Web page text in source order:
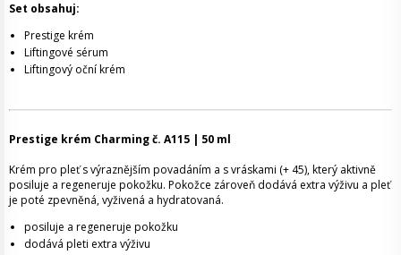
Set obsahuj:
Prestige krém
Liftingové sérum
Liftingový oční krém
Prestige krém Charming č. A115 | 50 ml
Krém pro pleť s výraznějším povadáním a s vráskami (+ 45), který aktivně
posiluje a regeneruje pokožku. Pokožce zároveň dodává extra výživu a pleť
je poté zpevněná, vyživená a hydratovaná.
posiluje a regeneruje pokožku
dodává pleti extra výživu